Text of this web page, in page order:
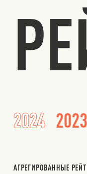
2024 2023
АГРЕГИРОВАННЫЕ